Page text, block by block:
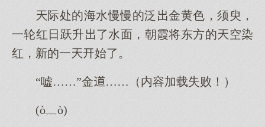
际处的海水慢慢的泛金黄色，须臾，
一轮红日跃升了水面，朝霞将东方的空染
红，新的一始了。
“嘘……”金……（内容加载失败！）
(ò﹏ò)